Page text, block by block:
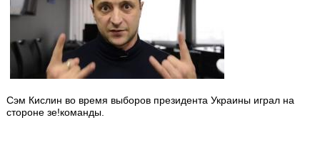
Сэм Кислин во время выборов президента Украины играл на
стороне зе!команды.